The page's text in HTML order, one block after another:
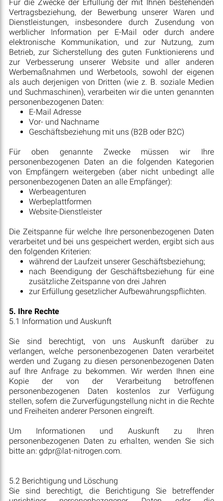
Für die Zwecke der Erfüllung der mit Ihnen bestehenden
Vertragsbeziehung, der Bewerbung unserer Waren und
Dienstleistungen, insbesondere durch Zusendung von
werblicher Information per E-Mail oder durch andere
elektronische Kommunikation, und zur Nutzung, zum
Betrieb, zur Sicherstellung des guten Funktionierens und
zur Verbesserung unserer Website und aller anderen
Werbemaßnahmen und Werbetools, sowohl der eigenen
als auch derjenigen von Dritten (wie z. B. soziale Medien
und Suchmaschinen), verarbeiten wir die unten genannten
personenbezogenen Daten:
E-Mail Adresse
Vor- und Nachname
Geschäftsbeziehung mit uns (B2B oder B2C)
Für oben genannte Zwecke müssen wir Ihre
personenbezogenen Daten an die folgenden Kategorien
von Empfängern weitergeben (aber nicht unbedingt alle
personenbezogenen Daten an alle Empfänger):
Werbeagenturen
Werbeplattformen
Website-Dienstleister
Die Zeitspanne für welche Ihre personenbezogenen Daten
verarbeitet und bei uns gespeichert werden, ergibt sich aus
den folgenden Kriterien:
während der Laufzeit unserer Geschäftsbeziehung;
nach Beendigung der Geschäftsbeziehung für eine
zusätzliche Zeitspanne von drei Jahren
zur Erfüllung gesetzlicher Aufbewahrungspflichten.
5. Ihre Rechte
5.1 Information und Auskunft
Sie sind berechtigt, von uns Auskunft darüber zu
verlangen, welche personenbezogenen Daten verarbeitet
werden und Zugang zu diesen personenbezogenen Daten
auf Ihre Anfrage zu bekommen. Wir werden Ihnen eine
Kopie der von der Verarbeitung betroffenen
personenbezogenen Daten kostenlos zur Verfügung
stellen, sofern die Zurverfügungstellung nicht in die Rechte
und Freiheiten anderer Personen eingreift.
Um Informationen und Auskunft zu Ihren
personenbezogenen Daten zu erhalten, wenden Sie sich
bitte an: gdpr@lat-nitrogen.com.
5.2 Berichtigung und Löschung
Sie sind berechtigt, die Berichtigung Sie betreffender